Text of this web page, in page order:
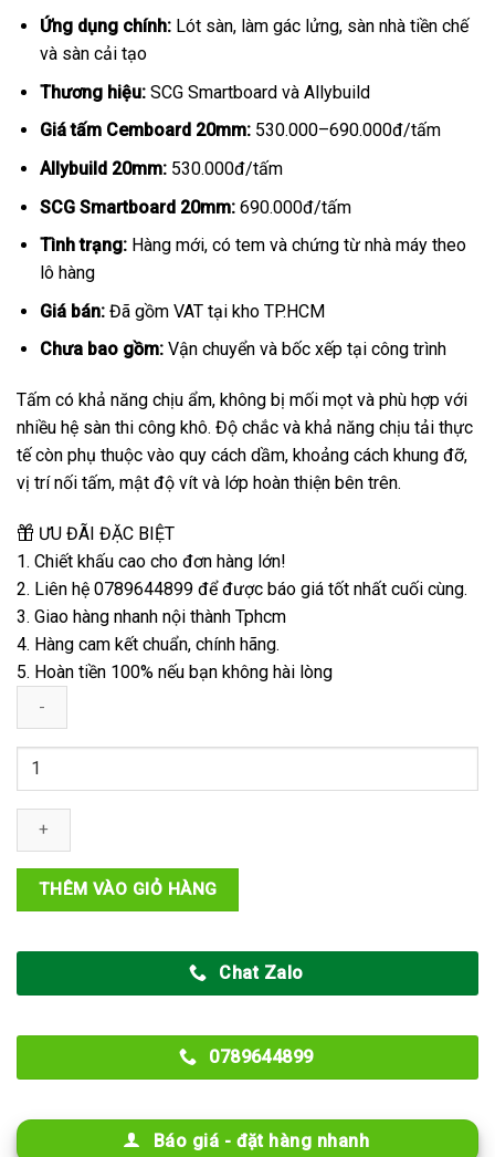
Ứng dụng chính:Lót sàn, làm gác lửng, sàn nhà tiền chế
và sàn cải tạo
Thương hiệu:SCG Smartboard và Allybuild
Giá tấm Cemboard 20mm:530.000–690.000đ/tấm
Allybuild 20mm:530.000đ/tấm
SCG Smartboard 20mm:690.000đ/tấm
Tình trạng:Hàng mới, có tem và chứng từ nhà máy theo
lô hàng
Giá bán:Đã gồm VAT tại kho TP.HCM
Chưa bao gồm:Vận chuyển và bốc xếp tại công trình
Tấm có khả năng chịu ẩm, không bị mối mọt và phù hợp với
nhiều hệ sàn thi công khô. Độ chắc và khả năng chịu tải thực
tế còn phụ thuộc vào quy cách dầm, khoảng cách khung đỡ,
vị trí nối tấm, mật độ vít và lớp hoàn thiện bên trên.
ƯU ĐÃI ĐẶC BIỆT
1. Chiết khấu cao cho đơn hàng lớn!
2. Liên hệ 0789644899 để được báo giá tốt nhất cuối cùng.
3. Giao hàng nhanh nội thành Tphcm
4. Hàng cam kết chuẩn, chính hãng.
5. Hoàn tiền 100% nếu bạn không hài lòng
Tấm
20mm
Lót
Nhà
Xưởng
lượng
THÊM VÀO GIỎ HÀNG
Chat Zalo
0789644899
Báo giá - đặt hàng nhanh